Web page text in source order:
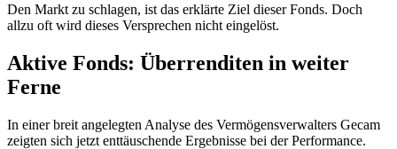
Den Markt zu schlagen, ist das erklärte Ziel dieser Fonds. Doch
allzu oft wird dieses Versprechen nicht eingelöst.
Aktive Fonds: Überrenditen in weiter
Ferne
In einer breit angelegten Analyse des Vermögensverwalters Gecam
zeigten sich jetzt enttäuschende Ergebnisse bei der Performance.